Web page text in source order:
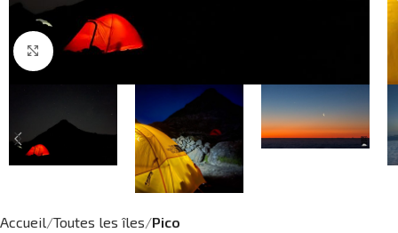
Click to enlarge
Accueil Toutes les îles Pico